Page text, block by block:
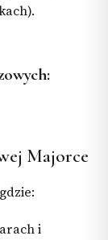
Majorce
i